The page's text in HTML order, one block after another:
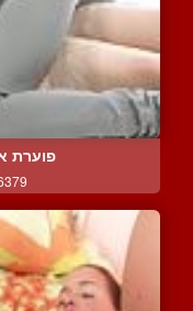
פוערת
6379